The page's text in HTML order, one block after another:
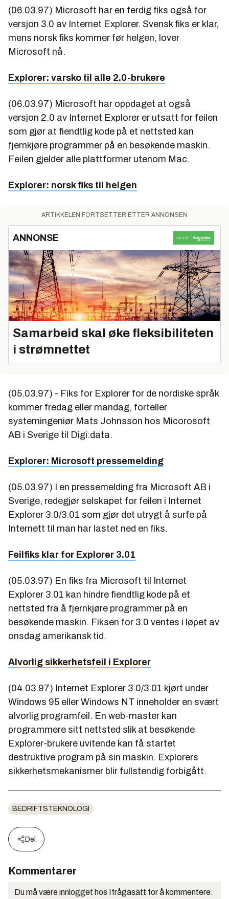
(06.03.97) Microsoft har en ferdig fiks også for
versjon 3.0 av Internet Explorer. Svensk fiks er klar,
mens norsk fiks kommer før helgen, lover
Microsoft nå.
Explorer: varsko til alle 2.0-brukere
(06.03.97) Microsoft har oppdaget at også
versjon 2.0 av Internet Explorer er utsatt for feilen
som gjør at fiendtlig kode på et nettsted kan
fjernkjøre programmer på en besøkende maskin.
Feilen gjelder alle plattformer utenom Mac.
Explorer: norsk fiks til helgen
ARTIKKELEN FORTSETTER ETTER ANNONSEN
ANNONSE
Samarbeid skal øke fleksibiliteten
i strømnettet
(05.03.97) - Fiks for Explorer for de nordiske språk
kommer fredag eller mandag, forteller
systemingeniør Mats Johnsson hos Micorosoft
AB i Sverige til Digi:data.
Explorer: Microsoft pressemelding
(05.03.97) I en pressemelding fra Microsoft AB i
Sverige, redegjør selskapet for feilen i Internet
Explorer 3.0/3.01 som gjør det utrygt å surfe på
Internett til man har lastet ned en fiks.
Feilfiks klar for Explorer 3.01
(05.03.97) En fiks fra Microsoft til Internet
Explorer 3.01 kan hindre fiendtlig kode på et
nettsted fra å fjernkjøre programmer på en
besøkende maskin. Fiksen for 3.0 ventes i løpet av
onsdag amerikansk tid.
Alvorlig sikkerhetsfeil i Explorer
(04.03.97) Internet Explorer 3.0/3.01 kjørt under
Windows 95 eller Windows NT inneholder en svært
alvorlig programfeil. En web-master kan
programmere sitt nettsted slik at besøkende
Explorer-brukere uvitende kan få startet
destruktive program på sin maskin. Explorers
sikkerhetsmekanismer blir fullstendig forbigått.
BEDRIFTSTEKNOLOGI
Del
Kommentarer
Du må være innlogget hos Ifrågasätt for å kommentere.